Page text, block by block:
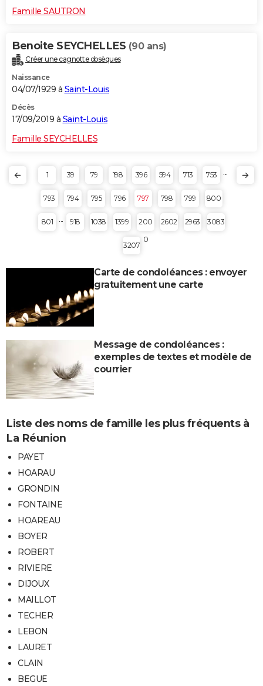
Famille SAUTRON
Benoite SEYCHELLES (90 ans)
Créer une cagnotte obsèques
Naissance
04/07/1929 à Saint-Louis
Décès
17/09/2019 à Saint-Louis
Famille SEYCHELLES
1 39 79 198 396 594 713 753 ...
793 794 795 796 797 798 799 800
801 ... 918 1038 1399
200
0
2602 2963 3083
3207
Carte de condoléances : envoyer
gratuitement une carte
Message de condoléances :
exemples de textes et modèle de
courrier
Liste des noms de famille les plus fréquents à
La Réunion
PAYET
HOARAU
GRONDIN
FONTAINE
HOAREAU
BOYER
ROBERT
RIVIERE
DIJOUX
MAILLOT
TECHER
LEBON
LAURET
CLAIN
BEGUE